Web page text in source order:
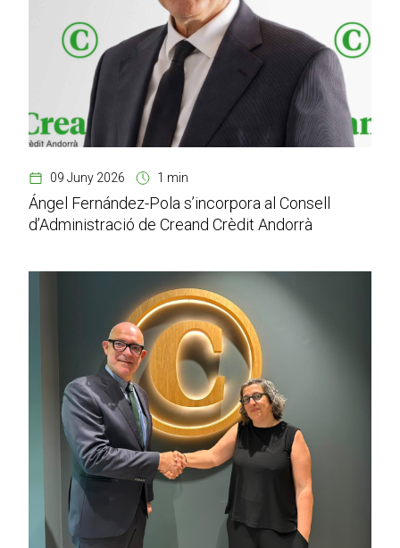
09 Juny 2026 1 min
Ángel Fernández-Pola s’incorpora al Consell
d’Administració de Creand Crèdit Andorrà